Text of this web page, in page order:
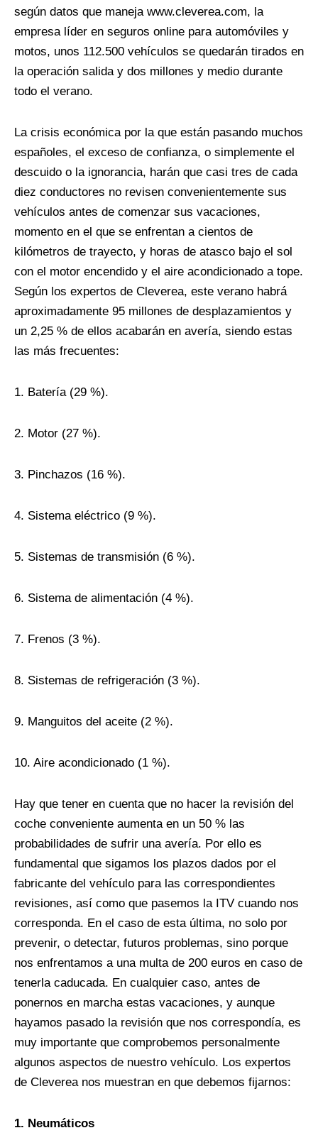
según datos que maneja www.cleverea.com, la
empresa líder en seguros online para automóviles y
motos, unos 112.500 vehículos se quedarán tirados en
la operación salida y dos millones y medio durante
todo el verano.
La crisis económica por la que están pasando muchos
españoles, el exceso de confianza, o simplemente el
descuido o la ignorancia, harán que casi tres de cada
diez conductores no revisen convenientemente sus
vehículos antes de comenzar sus vacaciones,
momento en el que se enfrentan a cientos de
kilómetros de trayecto, y horas de atasco bajo el sol
con el motor encendido y el aire acondicionado a tope.
Según los expertos de Cleverea, este verano habrá
aproximadamente 95 millones de desplazamientos y
un 2,25 % de ellos acabarán en avería, siendo estas
las más frecuentes:
1. Batería (29 %).
2. Motor (27 %).
3. Pinchazos (16 %).
4. Sistema eléctrico (9 %).
5. Sistemas de transmisión (6 %).
6. Sistema de alimentación (4 %).
7. Frenos (3 %).
8. Sistemas de refrigeración (3 %).
9. Manguitos del aceite (2 %).
10. Aire acondicionado (1 %).
Hay que tener en cuenta que no hacer la revisión del
coche conveniente aumenta en un 50 % las
probabilidades de sufrir una avería. Por ello es
fundamental que sigamos los plazos dados por el
fabricante del vehículo para las correspondientes
revisiones, así como que pasemos la ITV cuando nos
corresponda. En el caso de esta última, no solo por
prevenir, o detectar, futuros problemas, sino porque
nos enfrentamos a una multa de 200 euros en caso de
tenerla caducada. En cualquier caso, antes de
ponernos en marcha estas vacaciones, y aunque
hayamos pasado la revisión que nos correspondía, es
muy importante que comprobemos personalmente
algunos aspectos de nuestro vehículo. Los expertos
de Cleverea nos muestran en que debemos fijarnos:
1. Neumáticos